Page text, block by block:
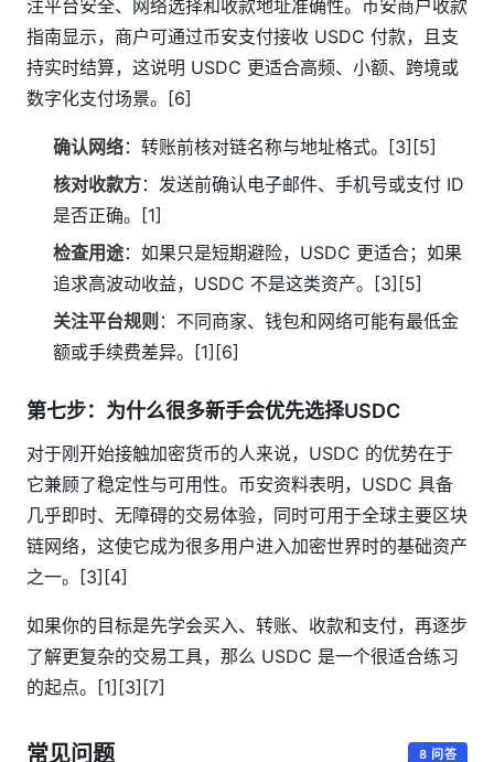
注平台安全、网络选择和收款地址准确性。币安商户收款
指南显示，商户可通过币安支付接收 USDC 付款，且支
持实时结算，这说明 USDC 更适合高频、小额、跨境或
数字化支付场景。[6]
确认网络：转账前核对链名称与地址格式。[3][5]
核对收款方：发送前确认电子邮件、手机号或支付 ID
是否正确。[1]
检查用途：如果只是短期避险，USDC 更适合；如果
追求高波动收益，USDC 不是这类资产。[3][5]
关注平台规则 ：不同商家、钱包和网络可能有最低金
额或手续费差异。[1][6]
第七步：为什么很多新手会优先选择USDC
对于刚开始接触加密货币的人来说，USDC 的优势在于
它兼顾了稳定性与可用性。币安资料表明，USDC 具备
几乎即时、无障碍的交易体验，同时可用于全球主要区块
链网络，这使它成为很多用户进入加密世界时的基础资产
之一。[3][4]
如果你的目标是先学会买入、转账、收款和支付，再逐步
了解更复杂的交易工具，那么 USDC 是一个很适合练习
的起点。[1][3][7]
常见问题 8 问答